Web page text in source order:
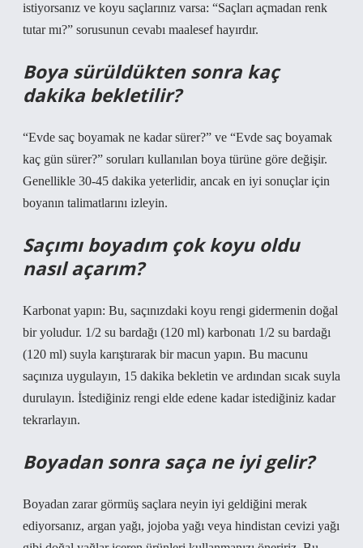
istiyorsanız ve koyu saçlarınız varsa: “Saçları açmadan renk
tutar mı?” sorusunun cevabı maalesef hayırdır.
Boya sürüldükten sonra kaç
dakika bekletilir?
“Evde saç boyamak ne kadar sürer?” ve “Evde saç boyamak
kaç gün sürer?” soruları kullanılan boya türüne göre değişir.
Genellikle 30-45 dakika yeterlidir, ancak en iyi sonuçlar için
boyanın talimatlarını izleyin.
Saçımı boyadım çok koyu oldu
nasıl açarım?
Karbonat yapın: Bu, saçınızdaki koyu rengi gidermenin doğal
bir yoludur. 1/2 su bardağı (120 ml) karbonatı 1/2 su bardağı
(120 ml) suyla karıştırarak bir macun yapın. Bu macunu
saçınıza uygulayın, 15 dakika bekletin ve ardından sıcak suyla
durulayın. İstediğiniz rengi elde edene kadar istediğiniz kadar
tekrarlayın.
Boyadan sonra saça ne iyi gelir?
Boyadan zarar görmüş saçlara neyin iyi geldiğini merak
ediyorsanız, argan yağı, jojoba yağı veya hindistan cevizi yağı